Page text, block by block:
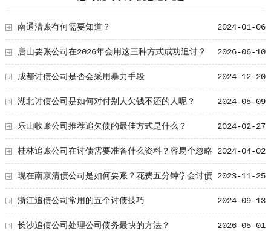
2024-01-06
南通清账有何需要知道？
2026-06-10
唐山要账公司在2026年会用这三种方式成功追讨？
2024-12-20
成都讨债公司是否会采用暴力手段
2024-05-09
湖北讨债公司是如何对付别人欠钱不还的人呢？
2024-02-27
乐山收账公司推荐追欠债的最佳方式是什么？
2024-04-02
桂林追账公司在讨债需要准备什么资料？容易个忽略
的五大的资料！ 2023-11-25
现在南京清债公司是如何要账？花费五分钟学会讨债
小窍门 2024-09-13
浙江追债公司常用的五个讨债技巧
2026-05-01
长沙追债公司处理公司债务最快的方法？